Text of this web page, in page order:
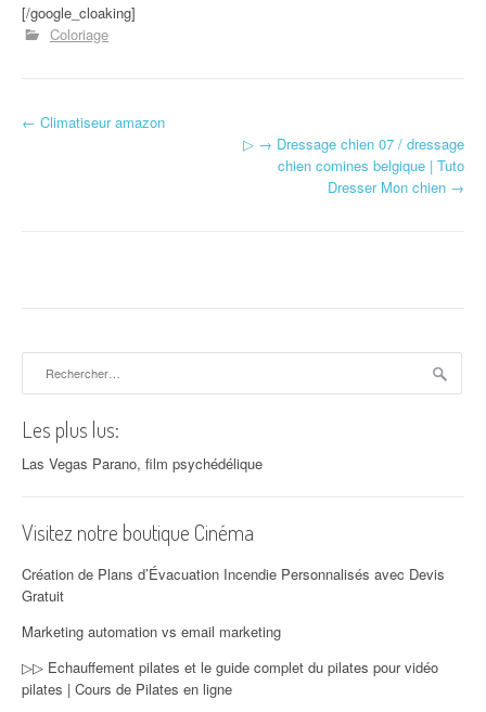
[/google_cloaking]
Coloriage
Navigation d'article
← Climatiseur amazon
▷ → Dressage chien 07 / dressage
chien comines belgique | Tuto
Dresser Mon chien →
Les plus lus:
Las Vegas Parano, film psychédélique
Visitez notre boutique Cinéma
Création de Plans d’Évacuation Incendie Personnalisés avec Devis
Gratuit
Marketing automation vs email marketing
▷▷ Echauffement pilates et le guide complet du pilates pour vidéo
pilates | Cours de Pilates en ligne